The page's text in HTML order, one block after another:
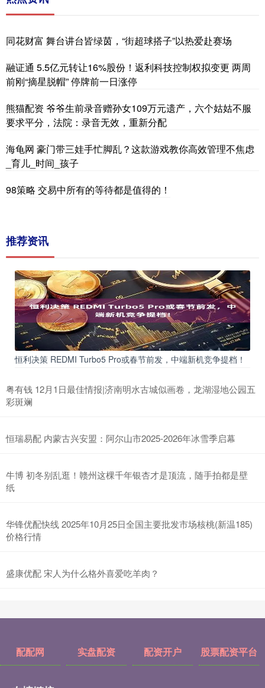
同花财富 舞台讲台皆绿茵，“街超球搭子”以热爱赴赛场
融证通 5.5亿元转让16%股份！返利科技控制权拟变更 两周
前刚“摘星脱帽” 停牌前一日涨停
熊猫配资 爷爷生前录音赠孙女109万元遗产，六个姑姑不服
要求平分，法院：录音无效，重新分配
海龟网 豪门带三娃手忙脚乱？这款游戏教你高效管理不焦虑
_育儿_时间_孩子
98策略 交易中所有的等待都是值得的！
推荐资讯
恒利决策 REDMI Turbo5 Pro或春节前发，中端新机竞争提档！
粤有钱 12月1日最佳情报|济南明水古城似画卷，龙湖湿地公园五
彩斑斓
恒瑞易配 内蒙古兴安盟：阿尔山市2025-2026年冰雪季启幕
牛博 初冬别乱逛！赣州这棵千年银杏才是顶流，随手拍都是壁
纸
华锋优配快线 2025年10月25日全国主要批发市场核桃(新温185)
价格行情
盛康优配 宋人为什么格外喜爱吃羊肉？
配配网 实盘配资 配资开户 股票配资平台